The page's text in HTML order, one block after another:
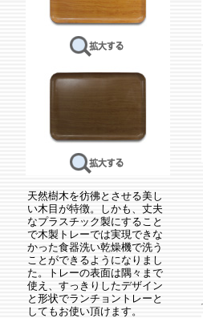
天然樹木を彷彿とさせる美し
い木目が特徴。しかも、丈夫
なプラスチック製にすること
で木製トレーでは実現できな
かった食器洗い乾燥機で洗う
ことができるようになりまし
た。トレーの表面は隅々まで
使え、すっきりしたデザイン
と形状でランチョントレーと
してもお使い頂けます。